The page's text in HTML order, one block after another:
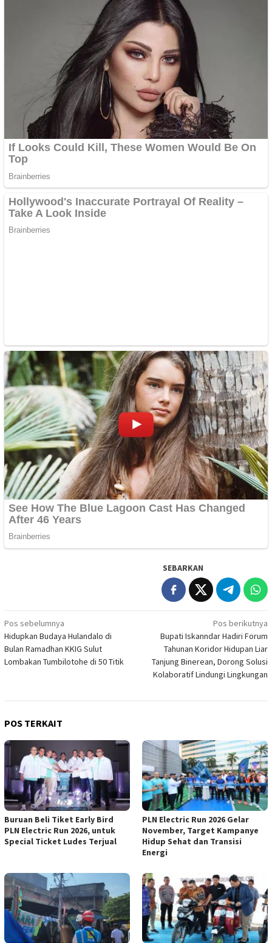
SEBARKAN
Navigasi
pos
Pos sebelumnya
Hidupkan Budaya Hulandalo di
Bulan Ramadhan KKIG Sulut
Lombakan Tumbilotohe di 50 Titik
Pos berikutnya
Bupati Iskanndar Hadiri Forum
Tahunan Koridor Hidupan Liar
Tanjung Binerean, Dorong Solusi
Kolaboratif Lindungi Lingkungan
POS TERKAIT
Buruan Beli Tiket Early Bird
PLN Electric Run 2026, untuk
Special Ticket Ludes Terjual
PLN Electric Run 2026 Gelar
November, Target Kampanye
Hidup Sehat dan Transisi
Energi